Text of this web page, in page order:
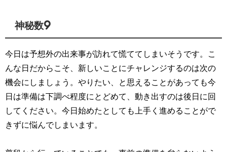
神秘数9
今日は予想外の出来事が訪れて慌ててしまいそうです。こ
んな日だからこそ、新しいことにチャレンジするのは次の
機会にしましょう。やりたい、と思えることがあっても今
日は準備は下調べ程度にとどめて、動き出すのは後日に回
してください。今日始めたとしても上手く進めることがで
きずに悩んでしまいます。